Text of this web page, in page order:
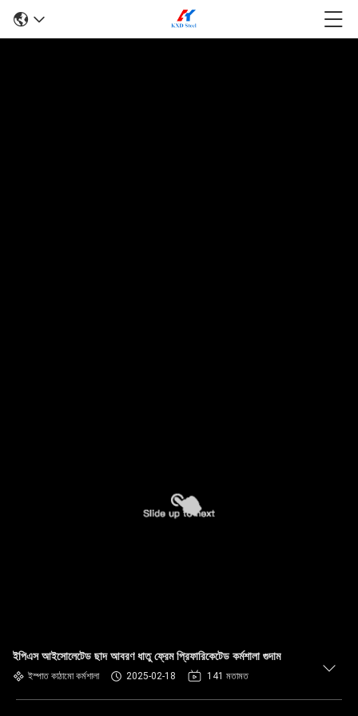
ইপিএস আইসোলেটেড ছাদ আবরণ ধাতু ফ্রেম প্রিফারিকেটেড কর্মশালা গুদাম
ইস্পাত কাঠামো কর্মশালা 2025-02-18 141 মতামত